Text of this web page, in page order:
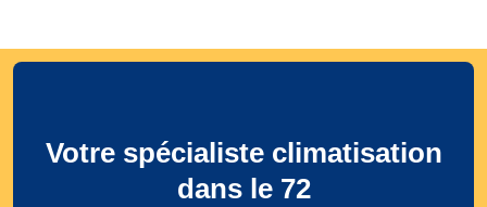
Votre spécialiste climatisation
dans le 72